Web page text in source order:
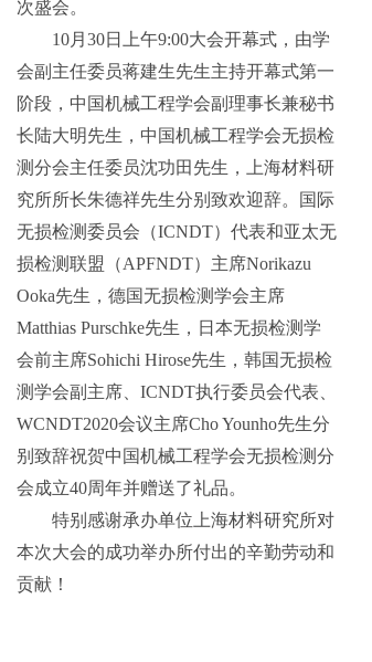
次盛会。
10月30日上午9:00大会开幕式，由学
会副主任委员蒋建生先生主持开幕式第一
阶段，中国机械工程学会副理事长兼秘书
长陆大明先生，中国机械工程学会无损检
测分会主任委员沈功田先生，上海材料研
究所所长朱德祥先生分别致欢迎辞。国际
无损检测委员会（ICNDT）代表和亚太无
损检测联盟（APFNDT）主席Norikazu
Ooka先生，德国无损检测学会主席
Matthias Purschke先生，日本无损检测学
会前主席Sohichi Hirose先生，韩国无损检
测学会副主席、ICNDT执行委员会代表、
WCNDT2020会议主席Cho Younho先生分
别致辞祝贺中国机械工程学会无损检测分
会成立40周年并赠送了礼品。
特别感谢承办单位上海材料研究所对
本次大会的成功举办所付出的辛勤劳动和
贡献！